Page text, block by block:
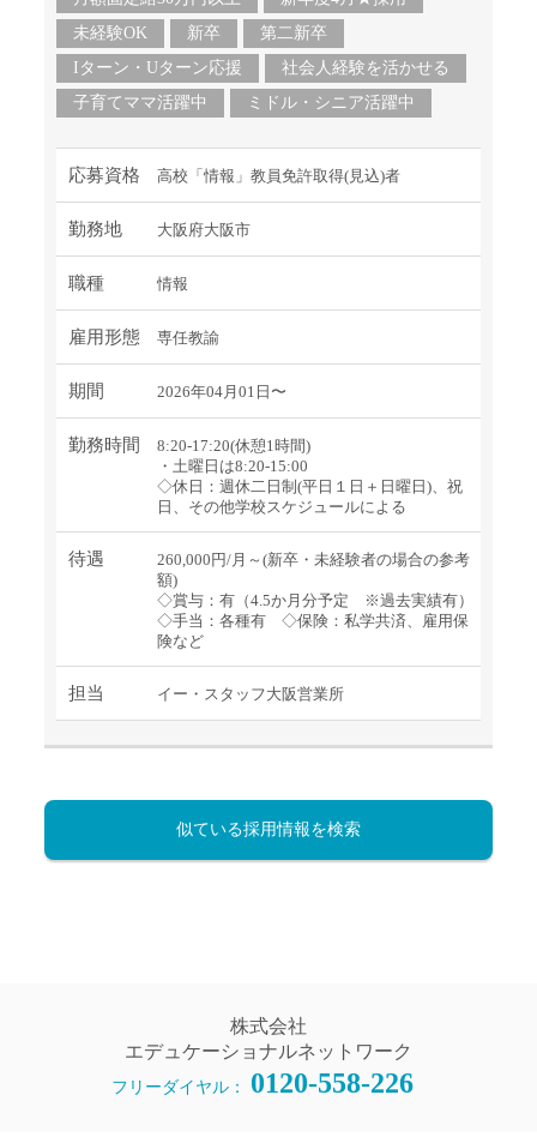
未経験OK
新卒
第二新卒
Iターン・Uターン応援
社会人経験を活かせる
子育てママ活躍中
ミドル・シニア活躍中
応募資格 高校「情報」教員免許取得(見込)者
勤務地 大阪府大阪市
職種 情報
雇用形態 専任教諭
期間 2026年04月01日〜
勤務時間
8:20-17:20(休憩1時間)
・土曜日は8:20-15:00
◇休日：週休二日制(平日１日＋日曜日)、祝
日、その他学校スケジュールによる
待遇
260,000円/月～(新卒・未経験者の場合の参考
額)
◇賞与：有（4.5か月分予定 ※過去実績有）
◇手当：各種有 ◇保険：私学共済、雇用保
険など
担当 イー・スタッフ大阪営業所
似ている採用情報を検索
株式会社
エデュケーショナルネットワーク
フリーダイヤル： 0120-558-226